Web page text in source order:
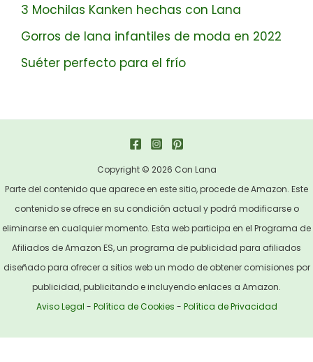
3 Mochilas Kanken hechas con Lana
Gorros de lana infantiles de moda en 2022
Suéter perfecto para el frío
Copyright © 2026 Con Lana
Parte del contenido que aparece en este sitio, procede de Amazon. Este
contenido se ofrece en su condición actual y podrá modificarse o
eliminarse en cualquier momento. Esta web participa en el Programa de
Afiliados de Amazon ES, un programa de publicidad para afiliados
diseñado para ofrecer a sitios web un modo de obtener comisiones por
publicidad, publicitando e incluyendo enlaces a Amazon.
Aviso Legal - Política de Cookies - Política de Privacidad